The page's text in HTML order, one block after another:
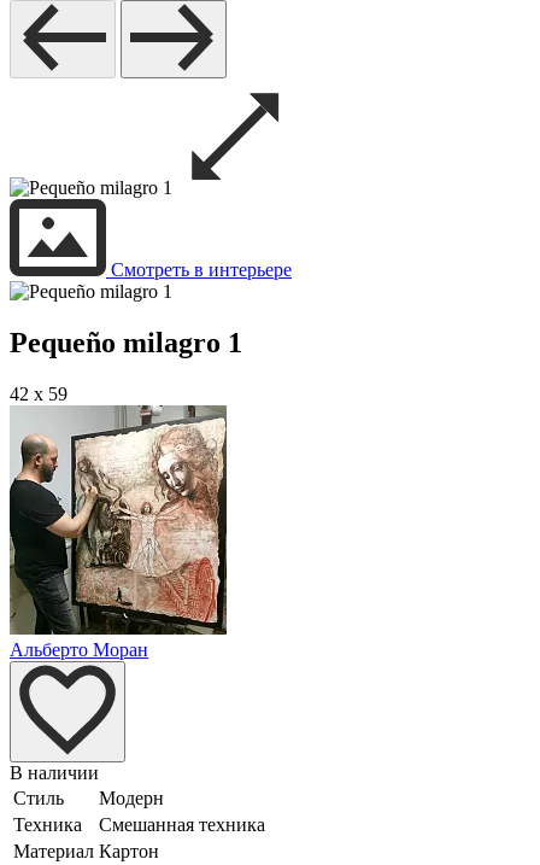
Смотреть в интерьере
Pequeño milagro 1
42 x 59
Альберто Моран
В наличии
Стиль
Модерн
Техника
Смешанная техника
Материал Картон